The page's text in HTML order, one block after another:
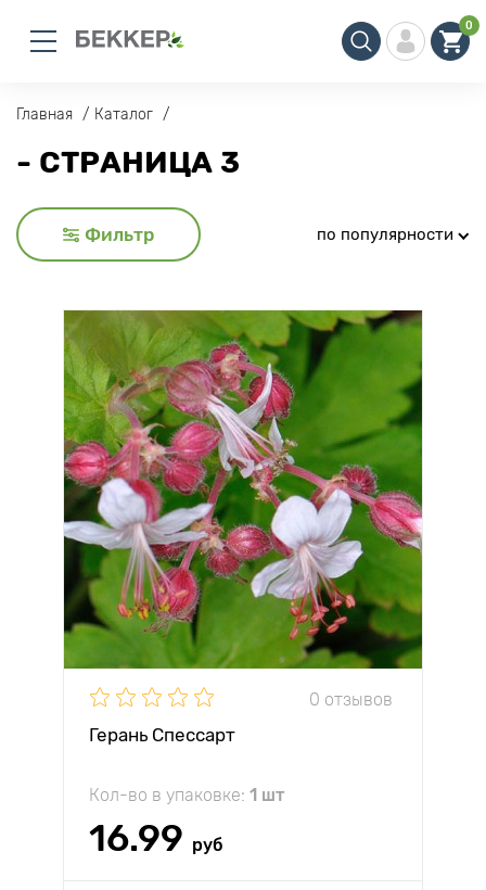
0
Главная Каталог
- СТРАНИЦА 3
Фильтр по популярности
0 отзывов
Герань Спессарт
Кол-во в упаковке: 1 шт
16.99 руб